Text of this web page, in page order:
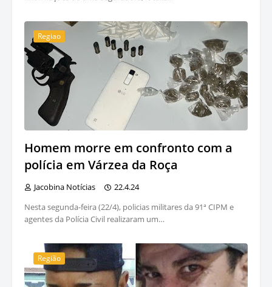
Regiao
Homem morre em confronto com a
polícia em Várzea da Roça
Jacobina Notícias
22.4.24
Nesta segunda-feira (22/4), policias militares da 91ª CIPM e
agentes da Polícia Civil realizaram um…
Região